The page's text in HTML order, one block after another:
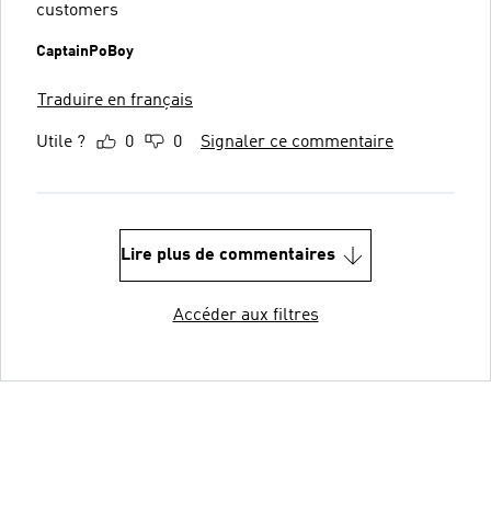
customers
CaptainPoBoy
Traduire en français
Utile ? 0 0 Signaler ce commentaire
Lire plus de commentaires
Accéder aux filtres